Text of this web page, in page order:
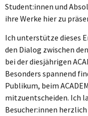
Student:innen und
ihre Werke hier zu
Ich unterstütze dieses
den Dialog zwischen
bei der diesjährigen
Besonders spannend
Publikum, beim
mitzuentscheiden. Ich
Besucher:innen